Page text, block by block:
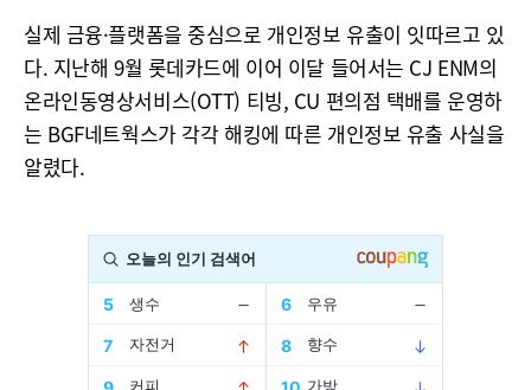
실제 금융·플랫폼을 중심으로 개인정보 유출이 잇따르고 있
다. 지난해 9월 롯데카드에 이어 이달 들어서는 CJ ENM의
온라인동영상서비스(OTT) 티빙, CU 편의점 택배를 운영하
는 BGF네트웍스가 각각 해킹에 따른 개인정보 유출 사실을
알렸다.